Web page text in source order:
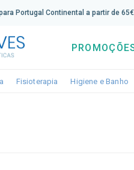
Portugal Continental a partir de
Toggle dropdown
Fisioterapia Toggle dropdown
Higiene e Banho